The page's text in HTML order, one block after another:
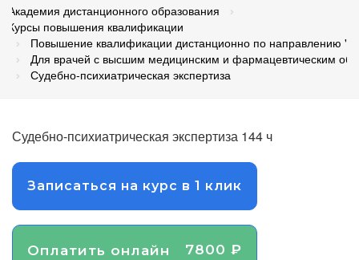
Академия дистанционного образования
Курсы повышения квалификации
Повышение квалификации дистанционно по направлению
Для врачей с высшим медицинским и фармацевтическим
Судебно-психиатрическая экспертиза
Судебно-психиатрическая экспертиза 144 ч
Записаться на курс в 1 клик
Оплатить онлайн 7800 ₽